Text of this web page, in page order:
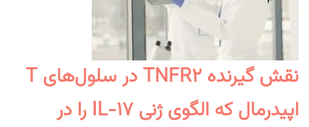
نقش گیرنده TNFR۲ در سلول‌های T
اپیدرمال که الگوی ژنی IL-۱۷ را در